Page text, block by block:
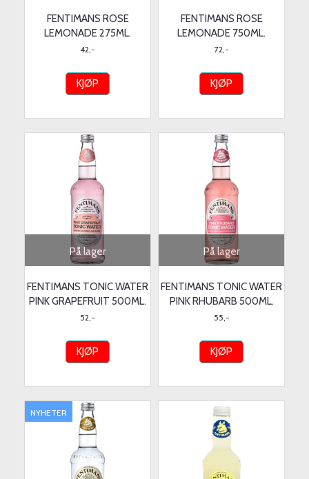
FENTIMANS ROSE
LEMONADE 275ML.
42,-
KJØP
FENTIMANS ROSE
LEMONADE 750ML.
72,-
KJØP
På lager
FENTIMANS TONIC WATER
PINK GRAPEFRUIT 500ML.
52,-
KJØP
På lager
FENTIMANS TONIC WATER
PINK RHUBARB 500ML.
55,-
KJØP
NYHETER